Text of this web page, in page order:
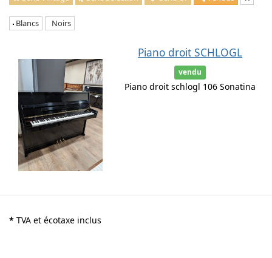
Blancs Noirs
Piano droit SCHLOGL
vendu
Piano droit schlogl 106 Sonatina
* TVA et écotaxe inclus